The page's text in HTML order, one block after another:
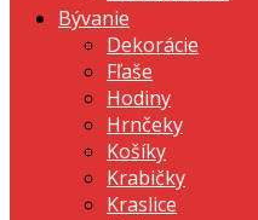
Bývanie
Dekorácie
Fľaše
Hodiny
Hrnčeky
Košíky
Krabičky
Kraslice